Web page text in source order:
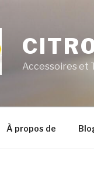
Accessoires et
À propos de